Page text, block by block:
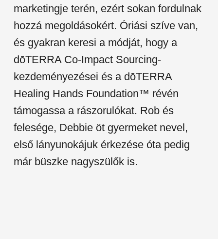
marketingje terén, ezért sokan fordulnak
hozzá megoldásokért. Óriási szíve van,
és gyakran keresi a módját, hogy a
dōTERRA Co-Impact Sourcing-
kezdeményezései és a dōTERRA
Healing Hands Foundation™ révén
támogassa a rászorulókat. Rob és
felesége, Debbie öt gyermeket nevel,
első lányunokájuk érkezése óta pedig
már büszke nagyszülők is.